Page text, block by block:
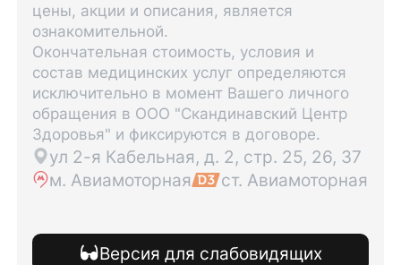
цены, акции и описания, является
ознакомительной.
Окончательная стоимость, условия и
состав медицинских услуг определяются
исключительно в момент Вашего личного
обращения в ООО "Скандинавский Центр
Здоровья" и фиксируются в договоре.
ул 2-я Кабельная, д. 2, стр. 25, 26, 37
м. Авиамоторная
ст. Авиамоторная
Версия для слабовидящих